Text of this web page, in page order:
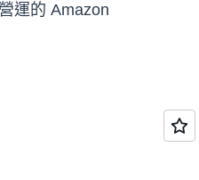
運的 Amazon